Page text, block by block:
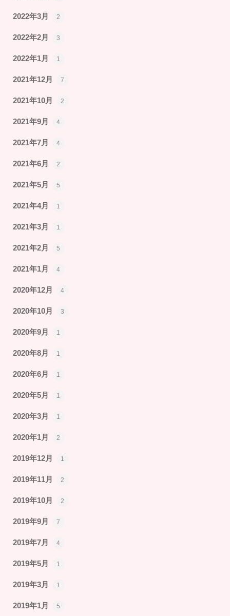
2022年3月 2
2022年2月 3
2022年1月 1
2021年12月 7
2021年10月 2
2021年9月 4
2021年7月 4
2021年6月 2
2021年5月 5
2021年4月 1
2021年3月 1
2021年2月 5
2021年1月 4
2020年12月 4
2020年10月 3
2020年9月 1
2020年8月 1
2020年6月 1
2020年5月 1
2020年3月 1
2020年1月 2
2019年12月 1
2019年11月 2
2019年10月 2
2019年9月 7
2019年7月 4
2019年5月 1
2019年3月 1
2019年1月 5